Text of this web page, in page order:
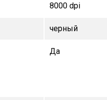
8000 dpi
черный
Да